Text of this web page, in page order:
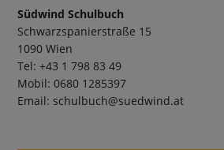
Südwind Schulbuch
Schwarzspanierstraße 15
1090 Wien
Tel: +43 1 798 83 49
Mobil: 0680 1285397
Email: schulbuch@suedwind.at